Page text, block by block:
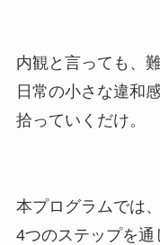
内観と言っても、
日常の小さな違和
拾っていくだけ。
本プログラムでは
4つのステップを通